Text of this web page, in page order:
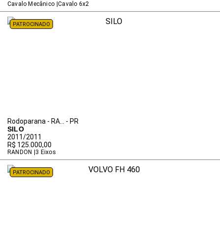
Cavalo Mecânico Cavalo 6x2
PATROCINADO
Rodoparana - RA... - PR
SILO
2011/2011
R$ 125.000,00
RANDON 3 Eixos
PATROCINADO